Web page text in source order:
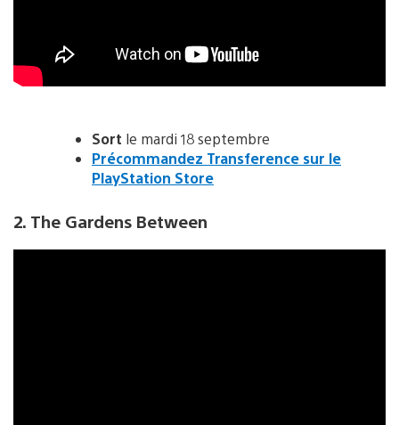
Sort le mardi 18 septembre
Précommandez Transference sur le
PlayStation Store
2. The Gardens Between